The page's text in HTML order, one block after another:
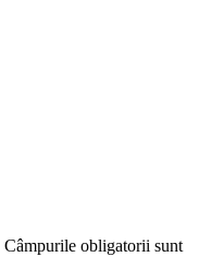
Câmpurile obligatorii sunt